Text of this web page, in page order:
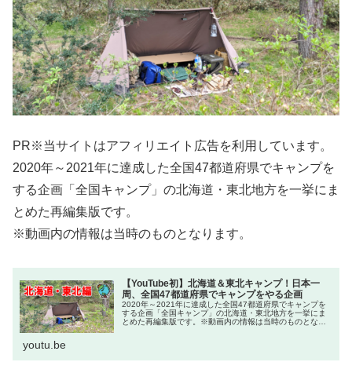
PR※当サイトはアフィリエイト広告を利用しています。
2020年～2021年に達成した全国47都道府県でキャンプを
する企画「全国キャンプ」の北海道・東北地方を一挙にま
とめた再編集版です。
※動画内の情報は当時のものとなります。
【YouTube初】北海道＆東北キャンプ！日本一
周、全国47都道府県でキャンプをやる企画
2020年～2021年に達成した全国47都道府県でキャンプを
する企画「全国キャンプ」の北海道・東北地方を一挙にま
とめた再編集版です。※動画内の情報は当時のものとなり
youtu.be